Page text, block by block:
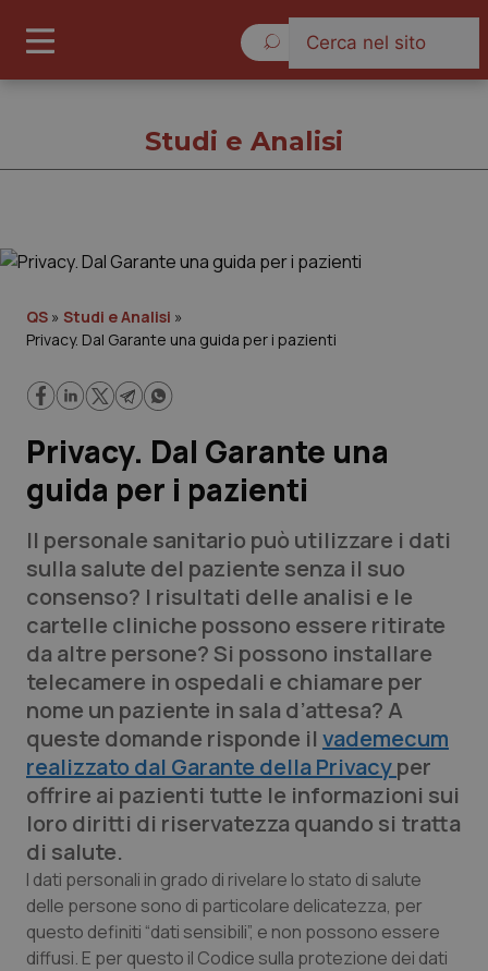
Cronache
Lavoro e Professioni
Scienza e Farmaci
Studi e Analisi
Lettere al direttore
Edizioni Regionali
QS Pro
Professionisti Sanitari.AI
Abruzzo
Basilicata
QS Pro Gold
Artrite & artrosi
QS Club Newsletter
Studi e Analisi
QS » Studi e Analisi »
Privacy. Dal Garante una guida per i pazienti
Privacy. Dal Garante una
guida per i pazienti
Il personale sanitario può utilizzare i dati
sulla salute del paziente senza il suo
consenso? I risultati delle analisi e le
cartelle cliniche possono essere ritirate
da altre persone? Si possono installare
telecamere in ospedali e chiamare per
nome un paziente in sala d’attesa? A
queste domande risponde il vademecum
realizzato dal Garante della Privacyper
offrire ai pazienti tutte le informazioni sui
loro diritti di riservatezza quando si tratta
di salute.
I dati personali in grado di rivelare lo stato di salute
delle persone sono di particolare delicatezza, per
questo definiti “dati sensibili”, e non possono essere
diffusi. E per questo il Codice sulla protezione dei dati